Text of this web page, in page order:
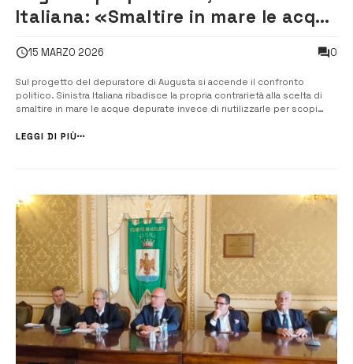
Italiana: «Smaltire in mare le acque
15 MARZO 2026 0
Sul progetto del depuratore di Augusta si accende il confronto
politico. Sinistra Italiana ribadisce la propria contrarietà alla scelta di
smaltire in mare le acque depurate invece di riutilizzarle per scopi
provinciale di Sinistra Italiana–Avs, che in una nota sottolinea ...
LEGGI DI PIÙ